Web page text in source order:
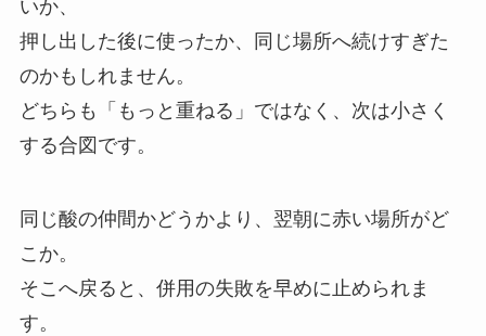
いか、
押し出した後に使ったか、同じ場所へ続けすぎた
のかもしれません。
どちらも「もっと重ねる」ではなく、次は小さく
する合図です。
同じ酸の仲間かどうかより、翌朝に赤い場所がど
こか。
そこへ戻ると、併用の失敗を早めに止められま
す。